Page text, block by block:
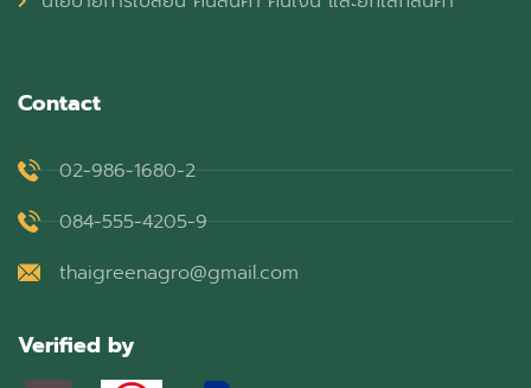
Contact
02-986-1680-2
084-555-4205-9
thaigreenagro@gmail.com
Verified by